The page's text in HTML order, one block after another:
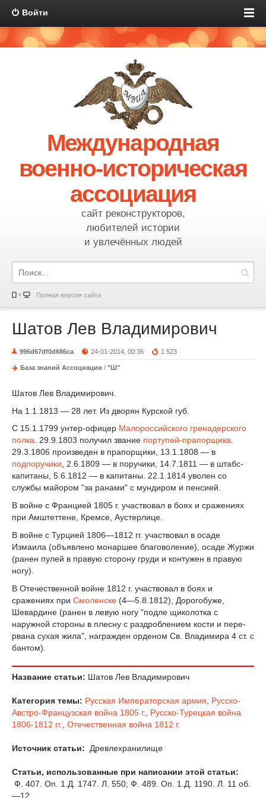
Войти
Международная
военно-историческая
ассоциация
сайт реконструкторов,
любителей истории
и увлечённых людей
Полная версия сайта
Шатов Лев Владимирович
996d67df0d686ca 24-01-2014, 00:36 1 523
База знаний Ассоциации / "Ш"
Шатов Лев Владимирович.
На 1.1.1813 — 28 лет. Из дворян Курской губ.
С 15.1.1799 унтер-офицер Малороссийского гренадерского
полка. 29.9.1803 получил звание портупей-прапорщика.
29.3.1806 произведен в прапорщики, 13.1.1808 — в
подпоручики, 2.6.1809 — в поручики, 14.7.1811 — в штабс-
капитаны, 5.6.1812 — в капитаны. 22.1.1814 уволен со
службы майором "за ранами" с мундиром и пенсией.
В войне с Францией 1805 г. участвовал в боях и сражениях
при Амштеттене, Кремсе, Аустерлице.
В войне с Турцией 1806—1812 гг. участвовал в осаде
Измаила (объявлено монаршее благоволение), осаде Журжи
(ранен пулей в правую сторону груди и контужен в правую
ногу).
В Отечественной войне 1812 г. участвовал в боях и
сражениях при Смоленске (4—5.8.1812), Дорогобуже,
Шевардине (ранен в левую ногу "подле щиколотка с
наружной стороны в плесну с раздроблением кости и пере­
рвана сухая жила", награжден орденом Св. Владимира 4 ст. с
бантом).
Название статьи: Шатов Лев Владимирович
Категория темы: Русская Императорская армия
Русско-
Австро-Французская война 1805 г.
Русско-Турецкая война
1806-1812 гг.
Отечественная война 1812 г.
Источник статьи: Древлехранилище
Статьи, использованные при написании этой статьи:
Ф. 407. Оп. 1.Д. 1747. Л. 550; Ф. 489. Оп. 1.Д. 1190. Л. 11 об.
—12.